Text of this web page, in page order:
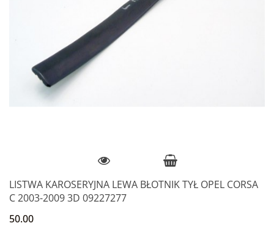
LISTWA KAROSERYJNA LEWA BŁOTNIK TYŁ OPEL CORSA
C 2003-2009 3D 09227277
50.00